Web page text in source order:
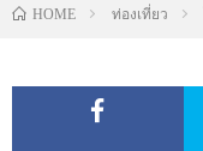
HOME ท่องเที่ยว